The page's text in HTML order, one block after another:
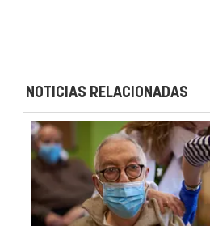
NOTICIAS RELACIONADAS